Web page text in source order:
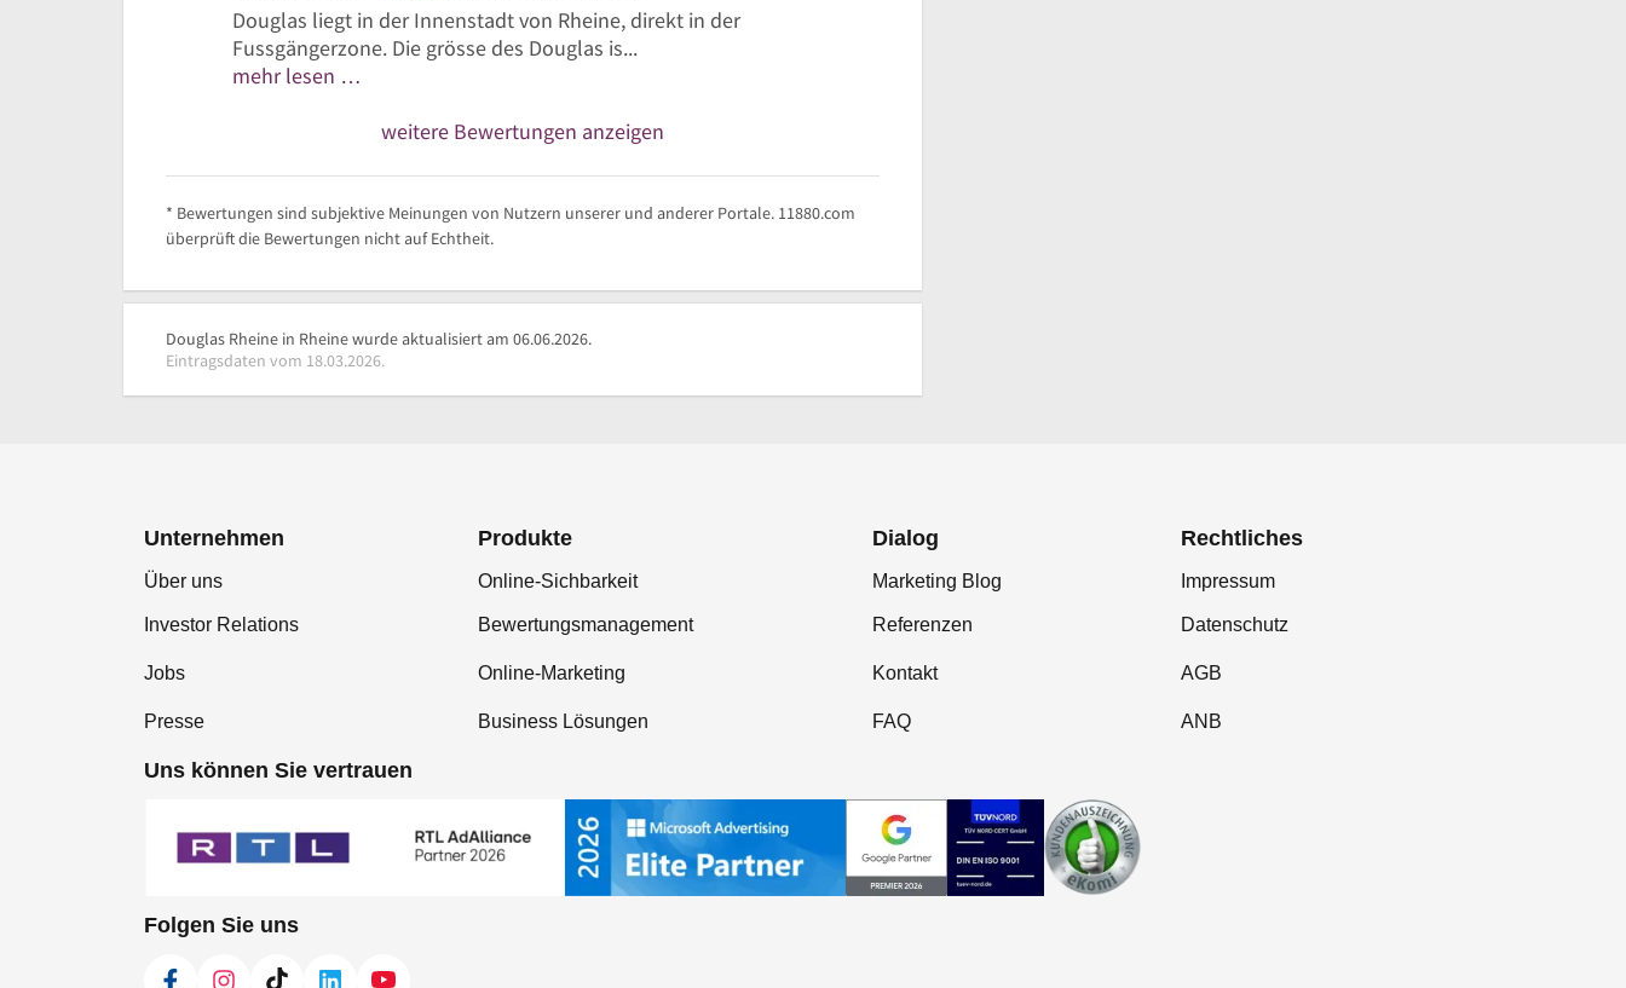
Douglas liegt in der Innenstadt von Rheine, direkt in der
Fussgängerzone. Die grösse des Douglas is...
mehr lesen …
weitere Bewertungen anzeigen
* Bewertungen sind subjektive Meinungen von Nutzern unserer und anderer Portale. 11880.com
überprüft die Bewertungen nicht auf Echtheit.
Douglas Rheine in Rheine wurde aktualisiert am 06.06.2026.
Eintragsdaten vom 18.03.2026.
Unternehmen
Über uns
Investor Relations
Jobs
Presse
Produkte
Online-Sichbarkeit
Bewertungsmanagement
Online-Marketing
Business Lösungen
Dialog
Marketing Blog
Referenzen
Kontakt
FAQ
Rechtliches
Impressum
Datenschutz
AGB
ANB
Uns können Sie vertrauen
Folgen Sie uns